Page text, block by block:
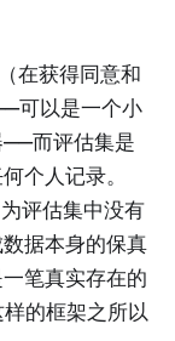
在获得同意和
可以是一个小
——而评估集是
个人记录。
评估集中没有
据本身的保真
笔真实存在的
样的框架之所以